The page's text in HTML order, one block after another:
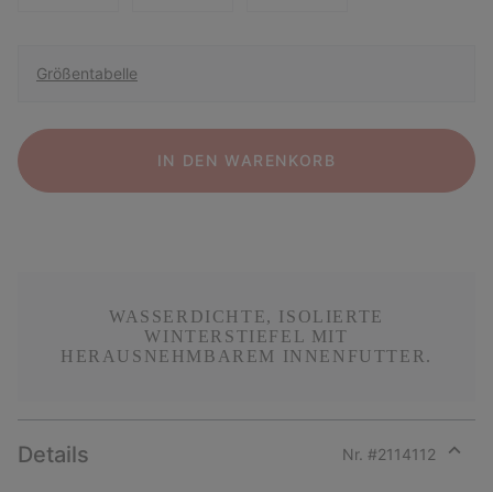
Größentabelle
IN DEN WARENKORB
WASSERDICHTE, ISOLIERTE
WINTERSTIEFEL MIT
HERAUSNEHMBAREM INNENFUTTER.
Details Nr. #2114112